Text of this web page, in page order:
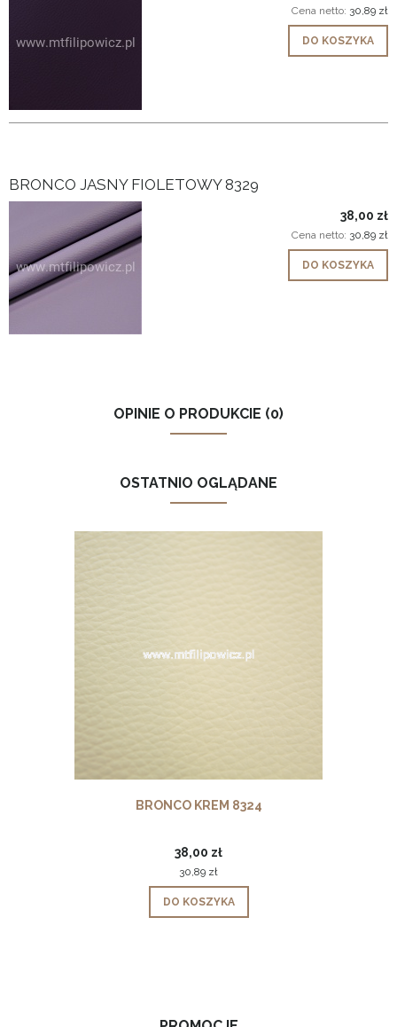
Cena netto: 30,89 zł
DO KOSZYKA
BRONCO JASNY FIOLETOWY 8329
38,00 zł
Cena netto: 30,89 zł
DO KOSZYKA
OPINIE O PRODUKCIE (0)
OSTATNIO OGLĄDANE
BRONCO KREM 8324
38,00 zł
30,89 zł
DO KOSZYKA